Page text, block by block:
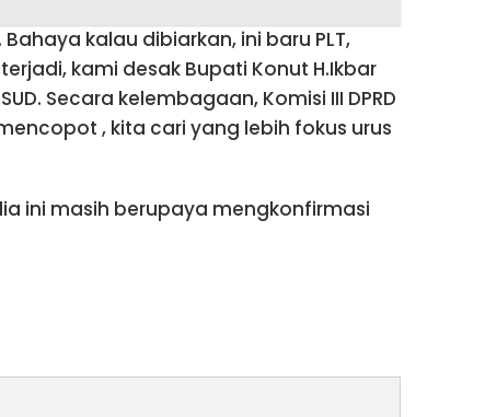
kalau dibiarkan, ini baru PLT,
kami desak Bupati Konut H.Ikbar
Secara kelembagaan, Komisi III DPRD
, kita cari yang lebih fokus urus
ini masih berupaya mengkonfirmasi